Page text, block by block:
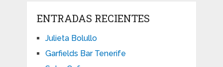
ENTRADAS RECIENTES
Julieta Bolullo
Garfields Bar Tenerife